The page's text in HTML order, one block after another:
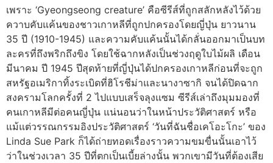
เพราะ ‘Gyeongseong creature’ คือซีรีส์ที่ถูกสลักหลังไว้ด้วย
ควาบคับแค้นของชาวเกาหลีที่ถูกปกครองโดยญี่ปุ่น ยาวนาน
35 ปี (1910-1945) และความคับแค้นนั้นได้กลั่นออกมาเป็นบท
ละครที่ถึงพริกถึงขิง โดยใช้ฉากหลังเป็นช่วงฤดูใบไม้ผลิ เดือน
มีนาคม ปี 1945 ปีสุดท้ายที่ญี่ปุ่นได้ปกครองเกาหลีก่อนที่จะถูก
สหรัฐอเมริกาทิ้งระเบิดที่ฮิโรชีม่าและนางาซากิ จนได้ปิดฉาก
สงครามโลกครั้งที่ 2 ไปแบบเสร็จลุงแซม ซีรีส์เล่าถึงมุมมองที่
คนเกาหลีมีต่อคนญี่ปุ่น แน่นอนว่าในหน้าประวัติศาสตร์ หรือ
แม้แต่วรรณกรรมอิงประวัติศาสตร์ ‘วันที่ฉันชื่อเคโอะโกะ’ ของ
Linda Sue Park ก็ได้ถ่ายทอดเรื่องราวความขมขื่นนั้นเอาไว้
ว่าในช่วงเวลา 35 ปีที่ตกเป็นเบี้ยล่างนั้น พวกเขามีวันที่ต้องเสีย